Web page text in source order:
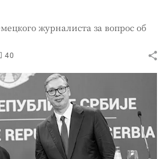
журналиста за вопрос об
40